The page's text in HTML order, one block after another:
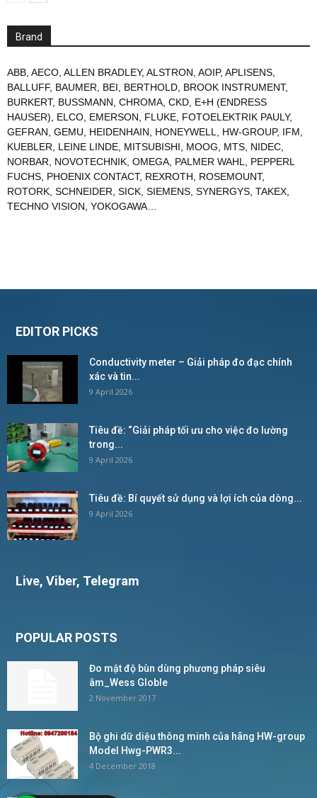
Brand
ABB, AECO, ALLEN BRADLEY, ALSTRON, AOIP, APLISENS,
BALLUFF, BAUMER, BEI, BERTHOLD, BROOK INSTRUMENT,
BURKERT, BUSSMANN, CHROMA, CKD, E+H (ENDRESS
HAUSER), ELCO, EMERSON, FLUKE, FOTOELEKTRIK PAULY,
GEFRAN, GEMU, HEIDENHAIN, HONEYWELL, HW-GROUP, IFM,
KUEBLER, LEINE LINDE, MITSUBISHI, MOOG, MTS, NIDEC,
NORBAR, NOVOTECHNIK, OMEGA, PALMER WAHL, PEPPERL
FUCHS, PHOENIX CONTACT, REXROTH, ROSEMOUNT,
ROTORK, SCHNEIDER, SICK, SIEMENS, SYNERGYS, TAKEX,
TECHNO VISION, YOKOGAWA…
EDITOR PICKS
Conductivity meter – Giải pháp đo đạc chính
xác và tin...
9 April 2026
Tiêu đề: “Giải pháp tối ưu cho việc đo lường
trong...
9 April 2026
Tiêu đề: Bí quyết sử dụng và lợi ích của dòng...
9 April 2026
Live, Viber, Telegram
POPULAR POSTS
Đo mật độ bùn dùng phương pháp siêu
âm_Wess Globle
2 November 2017
Bộ ghi dữ diệu thông minh của hãng HW-group
Model Hwg-PWR3...
4 December 2018